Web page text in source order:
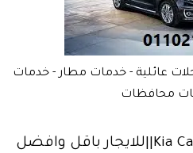
رحلات عائلية - خدمات مطار - خدمات
كياكرنفال للايجار Kia Carnival||للايجار باقل وافضل